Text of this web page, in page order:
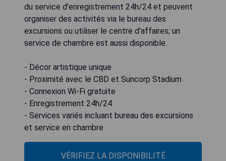
du service d'enregistrement 24h/24 et peuvent
organiser des activités via le bureau des
excursions ou utiliser le centre d'affaires; un
service de chambre est aussi disponible.
- Décor artistique unique
- Proximité avec le CBD et Suncorp Stadium
- Connexion Wi-Fi gratuite
- Enregistrement 24h/24
- Services variés incluant bureau des excursions
et service en chambre
VÉRIFIEZ LA DISPONIBILITÉ